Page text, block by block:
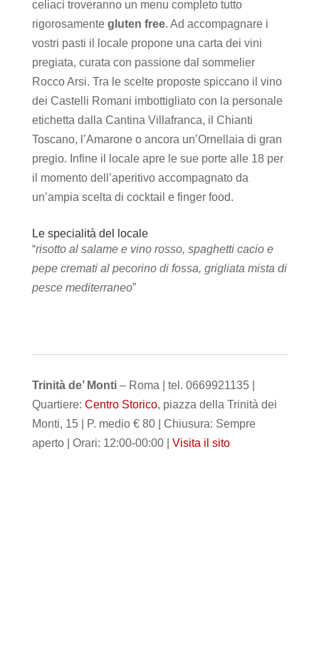
celiaci troveranno un menu completo tutto
rigorosamente gluten free. Ad accompagnare i
vostri pasti il locale propone una carta dei vini
pregiata, curata con passione dal sommelier
Rocco Arsi. Tra le scelte proposte spiccano il vino
dei Castelli Romani imbottigliato con la personale
etichetta dalla Cantina Villafranca, il Chianti
Toscano, l’Amarone o ancora un’Ornellaia di gran
pregio. Infine il locale apre le sue porte alle 18 per
il momento dell’aperitivo accompagnato da
un’ampia scelta di cocktail e finger food.
Le specialità del locale
“risotto al salame e vino rosso, spaghetti cacio e
pepe cremati al pecorino di fossa, grigliata mista di
pesce mediterraneo”
Trinità de’ Monti– Roma | tel. 0669921135 |
Quartiere: Centro Storico, piazza della Trinità dei
Monti, 15 | P. medio € 80 | Chiusura: Sempre
aperto | Orari: 12:00-00:00 | Visita il sito